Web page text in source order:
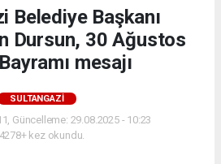
Belediye Başkanı
Dursun, 30 Ağustos
mesajı
SULTANGAZI
Güncelleme: 29.08.2025 - 10:23
kez okundu.